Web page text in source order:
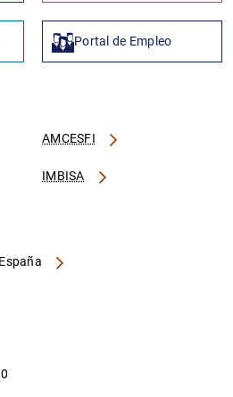
Portal de Empleo
AMCESFI
IMBISA